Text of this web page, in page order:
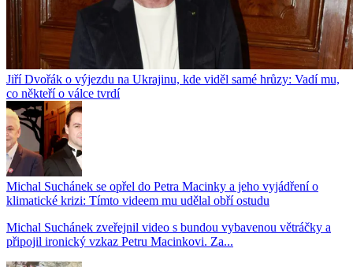
Jiří Dvořák o výjezdu na Ukrajinu, kde viděl samé hrůzy: Vadí mu,
co někteří o válce tvrdí
Michal Suchánek se opřel do Petra Macinky a jeho vyjádření o
klimatické krizi: Tímto videem mu udělal obří ostudu
Michal Suchánek zveřejnil video s bundou vybavenou větráčky a
připojil ironický vzkaz Petru Macinkovi. Za...